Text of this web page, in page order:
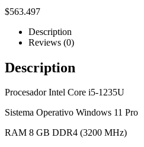
$563.497
Description
Reviews (0)
Description
Procesador Intel Core i5-1235U
Sistema Operativo Windows 11 Pro
RAM 8 GB DDR4 (3200 MHz)